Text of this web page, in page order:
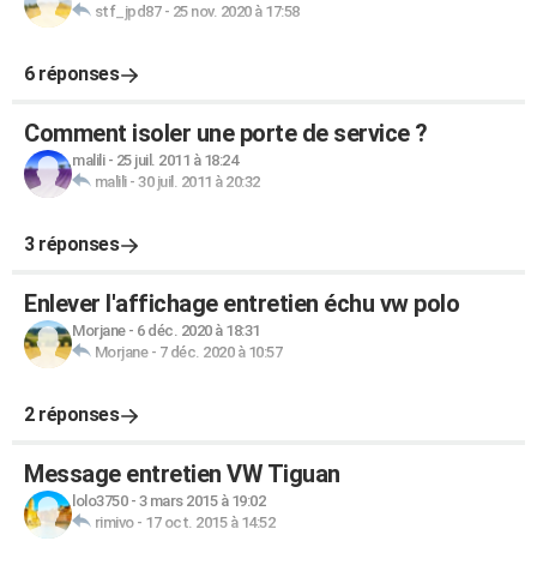
stf_jpd87- 25 nov. 2020 à 17:58
6 réponses
Comment isoler une porte de service ?
malili- 25 juil. 2011 à 18:24
malili- 30 juil. 2011 à 20:32
3 réponses
Enlever l'affichage entretien échu vw polo
Morjane- 6 déc. 2020 à 18:31
Morjane- 7 déc. 2020 à 10:57
2 réponses
Message entretien VW Tiguan
lolo3750- 3 mars 2015 à 19:02
rimivo- 17 oct. 2015 à 14:52